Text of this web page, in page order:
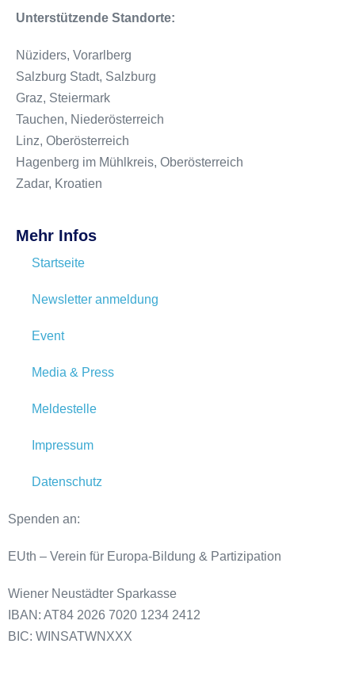
Unterstützende Standorte:
Nüziders, Vorarlberg
Salzburg Stadt, Salzburg
Graz, Steiermark
Tauchen, Niederösterreich
Linz, Oberösterreich
Hagenberg im Mühlkreis, Oberösterreich
Zadar, Kroatien
Mehr Infos
Startseite
Newsletter anmeldung
Event
Media & Press
Meldestelle
Impressum
Datenschutz
Spenden an:
EUth – Verein für Europa-Bildung & Partizipation
Wiener Neustädter Sparkasse
IBAN: AT84 2026 7020 1234 2412
BIC: WINSATWNXXX